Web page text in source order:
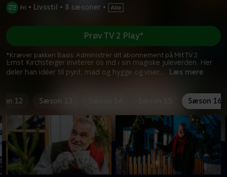
• Livsstil • 8 sæsoner •
Ernst Kirchsteiger inviterer os ind i sin magiske juleverden. Her
deler han idéer til pynt, mad og hygge og viser,... Læs mere
Prøv TV 2 Play*
*Kræver pakken Basis. Administrer dit abonnement på Mit TV 2.
12 Sæson 13 Sæson 16